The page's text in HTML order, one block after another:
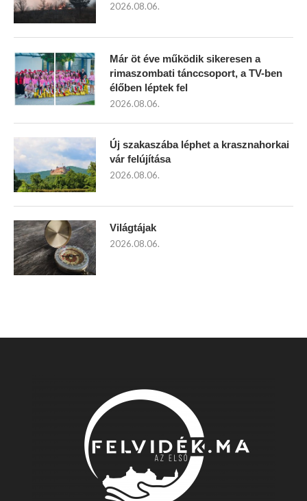
2026.08.06.
Már öt éve működik sikeresen a
rimaszombati tánccsoport, a TV-ben
élőben léptek fel
2026.08.06.
Új szakaszába léphet a krasznahorkai
vár felújítása
2026.08.06.
Világtájak
2026.08.06.